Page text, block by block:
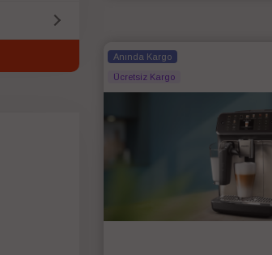
Anında Kargo
Ücretsiz Kargo